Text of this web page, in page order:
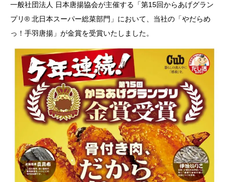
一般社団法人 日本唐揚協会が主催する「第15回からあげグラン
プリ® 北日本スーパー総菜部門」において、当社の「やだらめ
っ！手羽唐揚」が金賞を受賞いたしました。